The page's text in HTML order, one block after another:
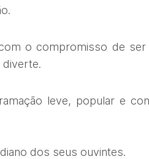
o compromisso de
leve, popular e
dos seus ouvintes.